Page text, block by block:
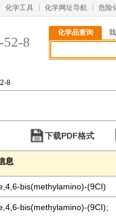
化学工具 化学网址导航 危险
52-8
化学品查询
8
下载PDF格式
息
bis(methylamino)-(9CI)
bis(methylamino)-(9CI);